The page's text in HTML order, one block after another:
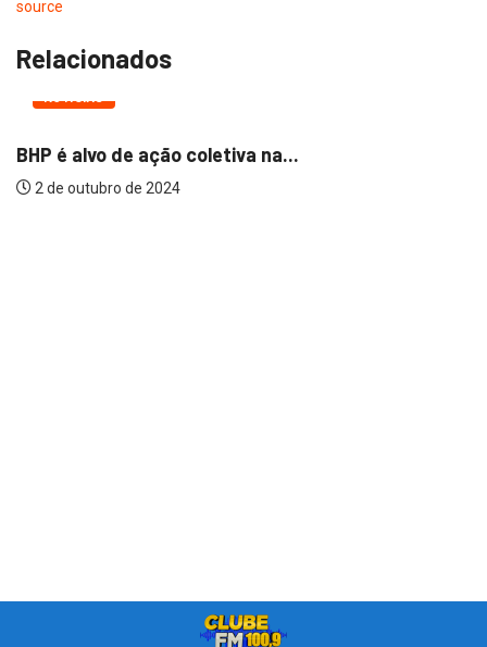
source
Relacionados
NOTÍCIAS
BHP é alvo de ação coletiva na...
2 de outubro de 2024